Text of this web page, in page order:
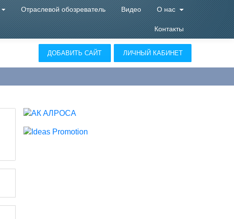
Отраслевой обозреватель Видео О нас
Контакты
ДОБАВИТЬ САЙТ ЛИЧНЫЙ КАБИНЕТ